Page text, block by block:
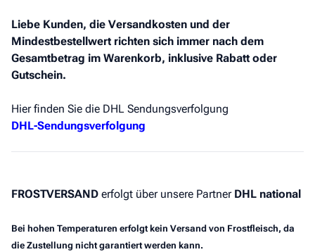
Liebe Kunden, die Versandkosten und der
Mindestbestellwert richten sich immer nach dem
Gesamtbetrag im Warenkorb, inklusive Rabatt oder
Gutschein.
Hier finden Sie die DHL Sendungsverfolgung
DHL-Sendungsverfolgung
FROSTVERSAND erfolgt über unsere PartnerDHL national
Bei hohen Temperaturen erfolgt kein Versand von Frostfleisch, da
die Zustellung nicht garantiert werden kann.